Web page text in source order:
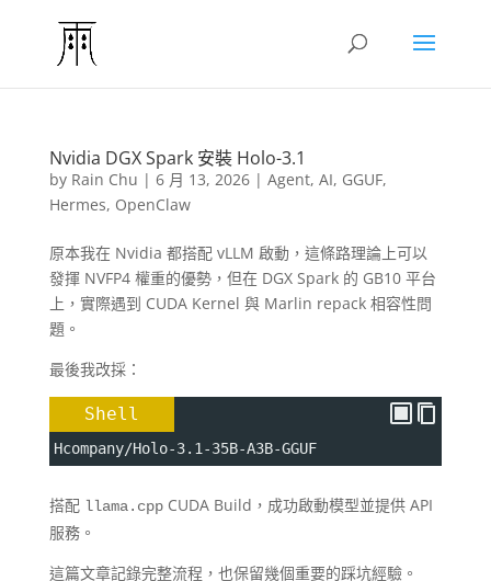
Nvidia DGX Spark 安裝 Holo-3.1
by Rain Chu | 6 月 13, 2026| Agent, AI, GGUF,
Hermes, OpenClaw
原本我在 Nvidia 都搭配 vLLM 啟動，這條路理論上可以
發揮 NVFP4 權重的優勢，但在 DGX Spark 的 GB10 平台
上，實際遇到 CUDA Kernel 與 Marlin repack 相容性問
題。
最後我改採：
Shell
Hcompany/Holo-3.1-35B-A3B-GGUF
搭配 llama.cppCUDA Build，成功啟動模型並提供 API
服務。
這篇文章記錄完整流程，也保留幾個重要的踩坑經驗。